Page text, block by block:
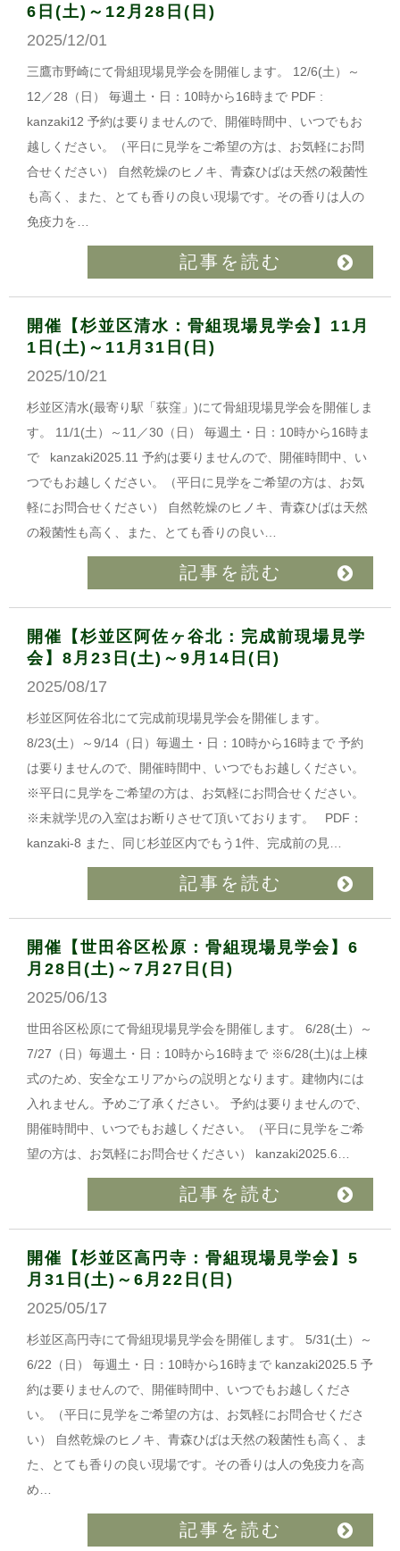
6日(土)～12月28日(日)
2025/12/01
三鷹市野崎にて骨組現場見学会を開催します。 12/6(土）～
12／28（日） 毎週土・日：10時から16時まで PDF :
kanzaki12 予約は要りませんので、開催時間中、いつでもお
越しください。（平日に見学をご希望の方は、お気軽にお問
合せください） 自然乾燥のヒノキ、青森ひばは天然の殺菌性
も高く、また、とても香りの良い現場です。その香りは人の
免疫力を…
記事を読む
開催【杉並区清水：骨組現場見学会】11月
1日(土)～11月31日(日)
2025/10/21
杉並区清水(最寄り駅「荻窪」)にて骨組現場見学会を開催しま
す。 11/1(土）～11／30（日） 毎週土・日：10時から16時ま
で kanzaki2025.11 予約は要りませんので、開催時間中、い
つでもお越しください。（平日に見学をご希望の方は、お気
軽にお問合せください） 自然乾燥のヒノキ、青森ひばは天然
の殺菌性も高く、また、とても香りの良い…
記事を読む
開催【杉並区阿佐ヶ谷北：完成前現場見学
会】8月23日(土)～9月14日(日)
2025/08/17
杉並区阿佐谷北にて完成前現場見学会を開催します。
8/23(土）～9/14（日）毎週土・日：10時から16時まで 予約
は要りませんので、開催時間中、いつでもお越しください。
※平日に見学をご希望の方は、お気軽にお問合せください。
※未就学児の入室はお断りさせて頂いております。 PDF：
kanzaki-8 また、同じ杉並区内でもう1件、完成前の見…
記事を読む
開催【世田谷区松原：骨組現場見学会】6
月28日(土)～7月27日(日)
2025/06/13
世田谷区松原にて骨組現場見学会を開催します。 6/28(土）～
7/27（日）毎週土・日：10時から16時まで ※6/28(土)は上棟
式のため、安全なエリアからの説明となります。建物内には
入れません。予めご了承ください。 予約は要りませんので、
開催時間中、いつでもお越しください。（平日に見学をご希
望の方は、お気軽にお問合せください） kanzaki2025.6…
記事を読む
開催【杉並区高円寺：骨組現場見学会】5
月31日(土)～6月22日(日)
2025/05/17
杉並区高円寺にて骨組現場見学会を開催します。 5/31(土）～
6/22（日） 毎週土・日：10時から16時まで kanzaki2025.5 予
約は要りませんので、開催時間中、いつでもお越しくださ
い。（平日に見学をご希望の方は、お気軽にお問合せくださ
い） 自然乾燥のヒノキ、青森ひばは天然の殺菌性も高く、ま
た、とても香りの良い現場です。その香りは人の免疫力を高
め…
記事を読む